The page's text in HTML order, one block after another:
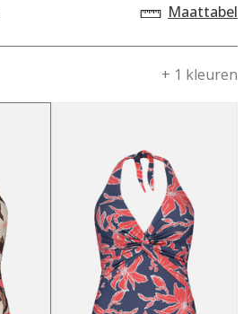
Maattabel
+ 1 kleuren